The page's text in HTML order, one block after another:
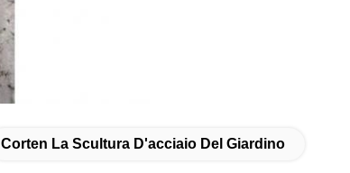
Corten La Scultura D'acciaio Del Giardino